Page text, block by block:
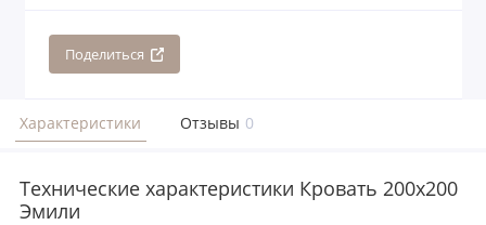
Поделиться
Характеристики Отзывы 0
Технические характеристики Кровать 200x200
Эмили